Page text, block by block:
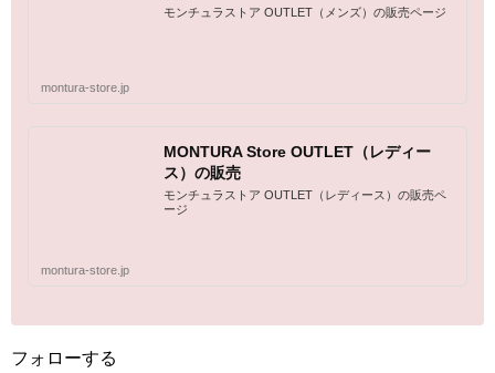
モンチュラストア OUTLET（メンズ）の販売ページ
montura-store.jp
MONTURA Store OUTLET（レディー
ス）の販売
モンチュラストア OUTLET（レディース）の販売ペ
ージ
montura-store.jp
フォローする